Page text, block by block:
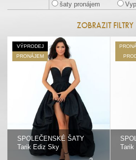
šaty pronájem
ZOBRAZIT FILTRY
VÝPRODEJ
PRONÁJEM
SPOLEČENSKÉ ŠATY
Tarik Ediz Sky
Tarik